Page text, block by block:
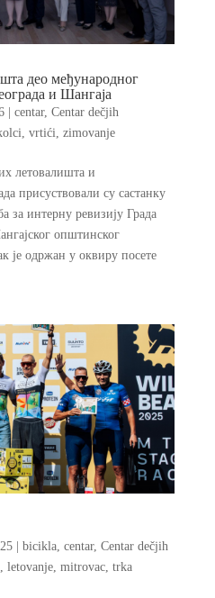
део међународног
и Шангаја
| centar, Centar dečjih
, vrtići, zimovanje
летовалишта и
присуствовали су састанку
за интерну ревизију Града
општинског
је одржан у оквиру посете
| bicikla, centar, Centar dečjih
, letovanje, mitrovac, trka